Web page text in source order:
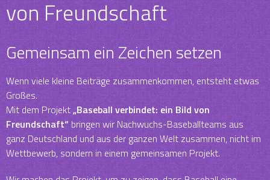
von Freundschaft
Gemeinsam ein Zeichen setzen
Wenn viele kleine Beiträge zusammenkommen, entsteht etwas
Großes.
Mit dem Projekt„Baseball verbindet: ein Bild von
Freundschaft“bringen wir Nachwuchs-Baseballteams aus
ganz Deutschland und aus der ganzen Welt zusammen, nicht im
Wettbewerb, sondern in einem gemeinsamen Projekt.